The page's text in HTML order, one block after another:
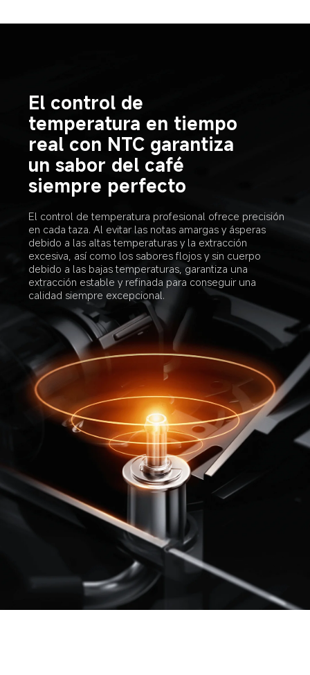
El control de
temperatura en tiempo
real con NTC garantiza
un sabor del café
siempre perfecto
El control de temperatura profesional ofrece precisión
en cada taza. Al evitar las notas amargas y ásperas
debido a las altas temperaturas y la extracción
excesiva, así como los sabores flojos y sin cuerpo
debido a las bajas temperaturas, garantiza una
extracción estable y refinada para conseguir una
calidad siempre excepcional.